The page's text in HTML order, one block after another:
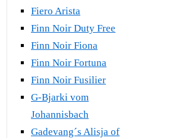
Fiero Arista
Finn Noir Duty Free
Finn Noir Fiona
Finn Noir Fortuna
Finn Noir Fusilier
G-Bjarki vom
Johannisbach
Gadevang´s Alisja of